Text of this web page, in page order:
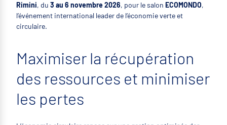
Rimini, du 3 au 6 novembre 2026, pour le salon ECOMONDO,
l’événement international leader de l’économie verte et
circulaire.
Maximiser la récupération
des ressources et minimiser
les pertes